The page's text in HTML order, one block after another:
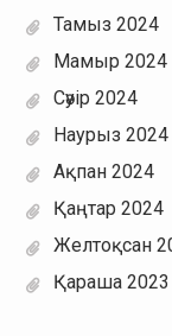
Тамыз 2024
Мамыр 2024
Сәуір 2024
Наурыз 2024
Ақпан 2024
Қаңтар 2024
Желтоқсан
Қараша 2023